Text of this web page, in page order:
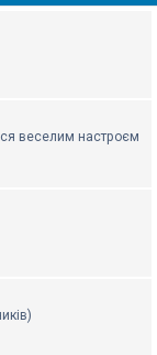
веселим настроєм